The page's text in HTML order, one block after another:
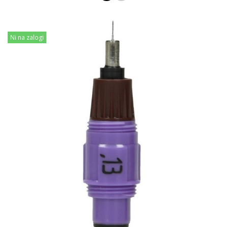
Ni na zalogi